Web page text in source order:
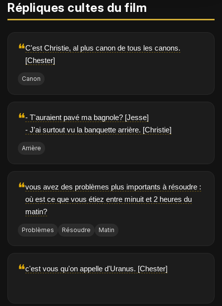
Répliques cultes du film
❝C'est Christie, al plus canon de tous les canons.
[Chester]
Canon
❝- T'auraient pavé ma bagnole? [Jesse]
- J'ai surtout vu la banquette arrière. [Christie]
Arrière
❝vous avez des problèmes plus importants à résoudre :
où est ce que vous étiez entre minuit et 2 heures du
matin?
Problèmes Résoudre Matin
❝c'est vous qu'on appelle d'Uranus. [Chester]